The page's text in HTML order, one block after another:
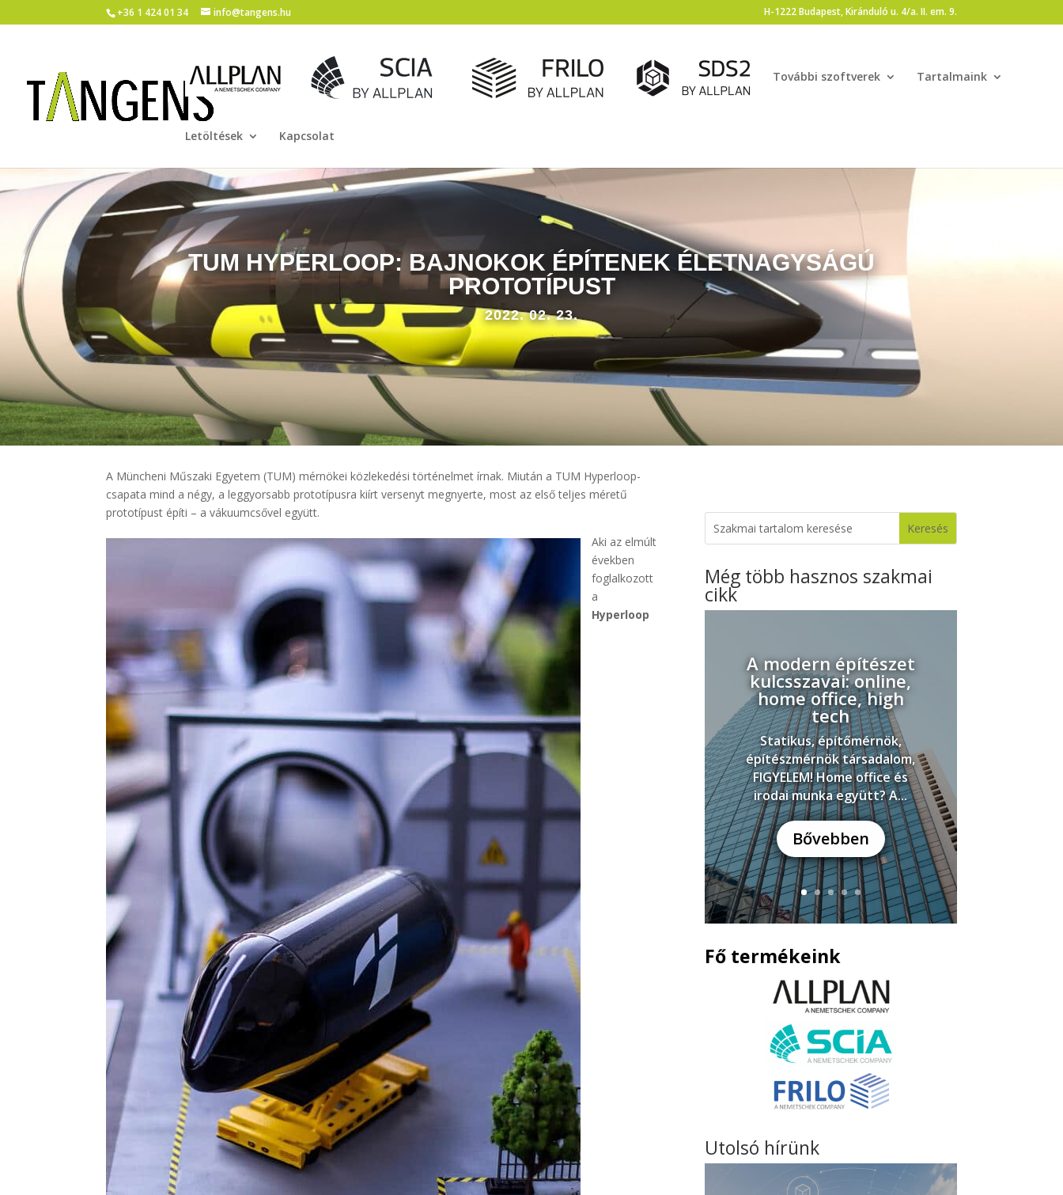
+36 1 424 01 34 info@tangens.hu H-1222 Budapest, Kiránduló u. 4/a. II. em. 9.
További szoftverek Tartalmaink
Letöltések Kapcsolat
TUM HYPERLOOP: BAJNOKOK ÉPÍTENEK ÉLETNAGYSÁGÚ
PROTOTÍPUST
2022. 02. 23.
A Müncheni Műszaki Egyetem (TUM) mérnökei közlekedési történelmet írnak. Miután a TUM Hyperloop-
csapata mind a négy, a leggyorsabb prototípusra kiírt versenyt megnyerte, most az első teljes méretű
prototípust építi – a vákuumcsővel együtt.
Aki az elmúlt
években
foglalkozott
a
Hyperloop
Még több hasznos szakmai
cikk
A modern építészet
kulcsszavai: online,
home office, high
tech
Statikus, építőmérnök,
építészmérnök társadalom,
FIGYELEM! Home office és
irodai munka együtt? A...
Bővebben
Fő termékeink
Utolsó hírünk